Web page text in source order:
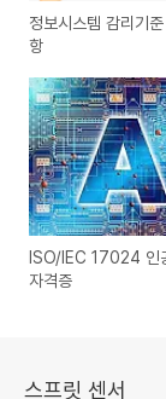
정보시스템 감리기
항
ISO/IEC 17024 인
자격증
스프릿 센서